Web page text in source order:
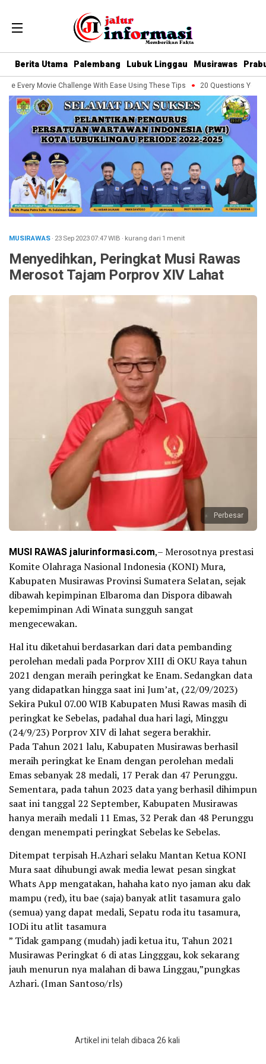
Berita Utama Palembang Lubuk Linggau Musirawas
Every Movie Challenge With Ease Using These Tips 20 Questions You
MUSIRAWAS· 23 Sep 202307:47WIB · kurang dari 1 menit
Menyedihkan, Peringkat Musi Rawas
Merosot Tajam Porprov XIV Lahat
Perbesar
MUSI RAWAS jalurinformasi.com,– Merosotnya prestasi
Komite Olahraga Nasional Indonesia (KONI) Mura,
Kabupaten Musirawas Provinsi Sumatera Selatan, sejak
dibawah kepimpinan Elbaroma dan Dispora dibawah
kepemimpinan Adi Winata sungguh sangat
mengecewakan.
Hal itu diketahui berdasarkan dari data pembanding
perolehan medali pada Porprov XIII di OKU Raya tahun
2021 dengan meraih peringkat ke Enam. Sedangkan data
yang didapatkan hingga saat ini Jum’at, (22/09/2023)
Sekira Pukul 07.00 WIB Kabupaten Musi Rawas masih di
peringkat ke Sebelas, padahal dua hari lagi, Minggu
(24/9/23) Porprov XIV di lahat segera berakhir.
Pada Tahun 2021 lalu, Kabupaten Musirawas berhasil
meraih peringkat ke Enam dengan perolehan medali
Emas sebanyak 28 medali, 17 Perak dan 47 Perunggu.
Sementara, pada tahun 2023 data yang berhasil dihimpun
saat ini tanggal 22 September, Kabupaten Musirawas
hanya meraih medali 11 Emas, 32 Perak dan 48 Perunggu
dengan menempati peringkat Sebelas ke Sebelas.
Ditempat terpisah H.Azhari selaku Mantan Ketua KONI
Mura saat dihubungi awak media lewat pesan singkat
Whats App mengatakan, hahaha kato nyo jaman aku dak
mampu (red), itu bae (saja) banyak atlit tasamura galo
(semua) yang dapat medali, Sepatu roda itu tasamura,
IODi itu atlit tasamura
” Tidak gampang (mudah) jadi ketua itu, Tahun 2021
Musirawas Peringkat 6 di atas Lingggau, kok sekarang
jauh menurun nya malahan di bawa Linggau,”pungkas
Azhari. (Iman Santoso/rls)
Artikel ini telah dibaca 26 kali